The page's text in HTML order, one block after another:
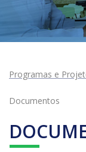
Programas e
Documentos